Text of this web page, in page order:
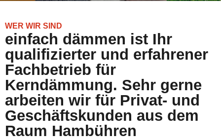
WER WIR SIND
einfach dämmen ist Ihr
qualifizierter und erfahrener
Fachbetrieb für
Kerndämmung. Sehr gerne
arbeiten wir für Privat- und
Geschäftskunden aus dem
Raum Hambühren